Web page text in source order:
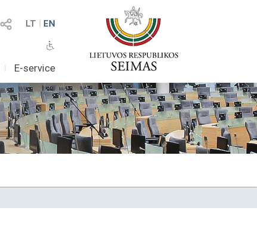
LT I EN
I E-service